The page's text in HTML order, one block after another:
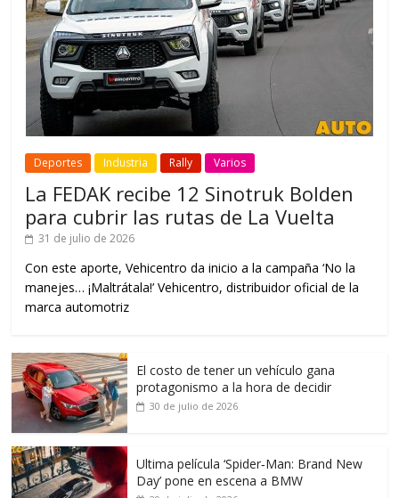
Deportes Industria Rally Varios
La FEDAK recibe 12 Sinotruk Bolden
para cubrir las rutas de La Vuelta
31 de julio de 2026
Con este aporte, Vehicentro da inicio a la campaña ‘No la
manejes… ¡Maltrátala!’ Vehicentro, distribuidor oficial de la
marca automotriz
El costo de tener un vehículo gana
protagonismo a la hora de decidir
30 de julio de 2026
Ultima película ‘Spider‑Man: Brand New
Day’ pone en escena a BMW